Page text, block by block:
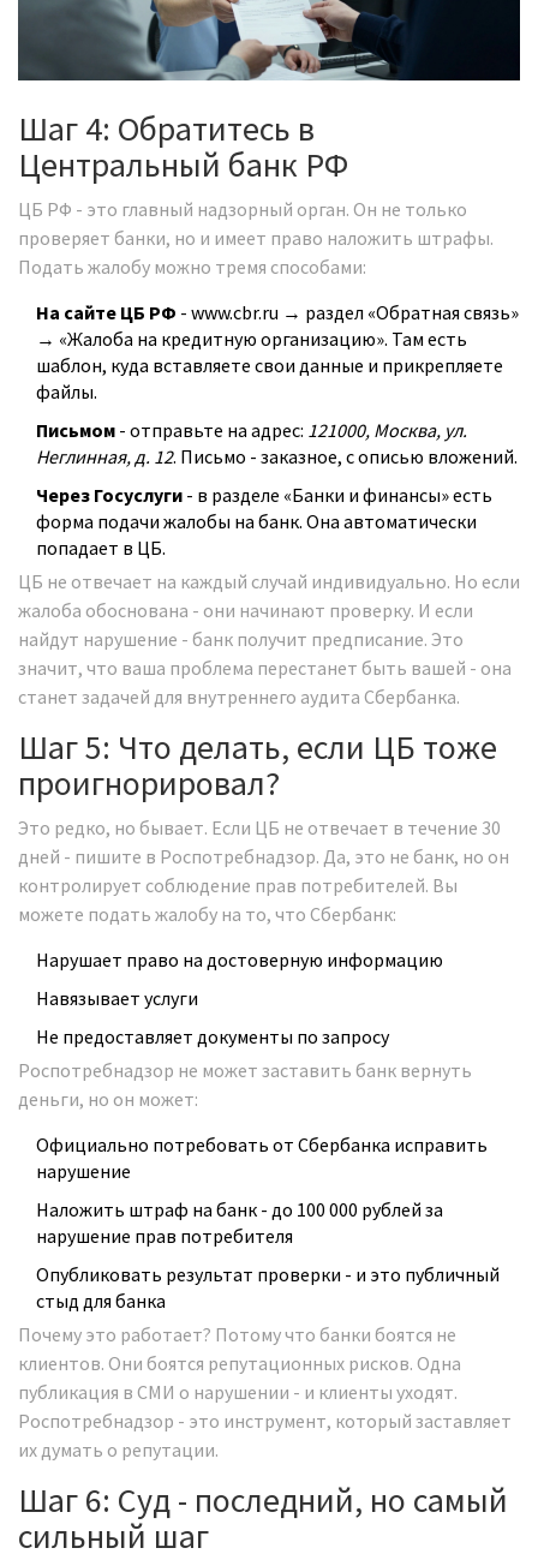
Шаг 4: Обратитесь в
Центральный банк РФ
ЦБ РФ - это главный надзорный орган. Он не только
проверяет банки, но и имеет право наложить штрафы.
Подать жалобу можно тремя способами:
На сайте ЦБ РФ - www.cbr.ru → раздел «Обратная связь»
→ «Жалоба на кредитную организацию». Там есть
шаблон, куда вставляете свои данные и прикрепляете
файлы.
Письмом - отправьте на адрес: 121000, Москва, ул.
Неглинная, д. 12. Письмо - заказное, с описью вложений.
Через Госуслуги - в разделе «Банки и финансы» есть
форма подачи жалобы на банк. Она автоматически
попадает в ЦБ.
ЦБ не отвечает на каждый случай индивидуально. Но если
жалоба обоснована - они начинают проверку. И если
найдут нарушение - банк получит предписание. Это
значит, что ваша проблема перестанет быть вашей - она
станет задачей для внутреннего аудита Сбербанка.
Шаг 5: Что делать, если ЦБ тоже
проигнорировал?
Это редко, но бывает. Если ЦБ не отвечает в течение 30
дней - пишите в Роспотребнадзор. Да, это не банк, но он
контролирует соблюдение прав потребителей. Вы
можете подать жалобу на то, что Сбербанк:
Нарушает право на достоверную информацию
Навязывает услуги
Не предоставляет документы по запросу
Роспотребнадзор не может заставить банк вернуть
деньги, но он может:
Официально потребовать от Сбербанка исправить
нарушение
Наложить штраф на банк - до 100 000 рублей за
нарушение прав потребителя
Опубликовать результат проверки - и это публичный
стыд для банка
Почему это работает? Потому что банки боятся не
клиентов. Они боятся репутационных рисков. Одна
публикация в СМИ о нарушении - и клиенты уходят.
Роспотребнадзор - это инструмент, который заставляет
их думать о репутации.
Шаг 6: Суд - последний, но самый
сильный шаг